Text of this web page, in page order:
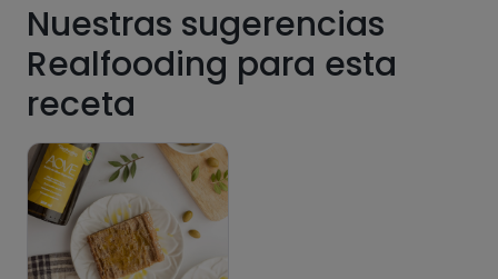
Nuestras sugerencias
Realfooding para esta
receta